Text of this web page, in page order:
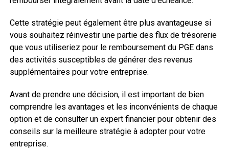
Cette stratégie peut également être plus avantageuse si
vous souhaitez réinvestir une partie des flux de trésorerie
que vous utiliseriez pour le remboursement du PGE dans
des activités susceptibles de générer des revenus
supplémentaires pour votre entreprise.
Avant de prendre une décision, il est important de bien
comprendre les avantages et les inconvénients de chaque
option et de consulter un expert financier pour obtenir des
conseils sur la meilleure stratégie à adopter pour votre
entreprise.